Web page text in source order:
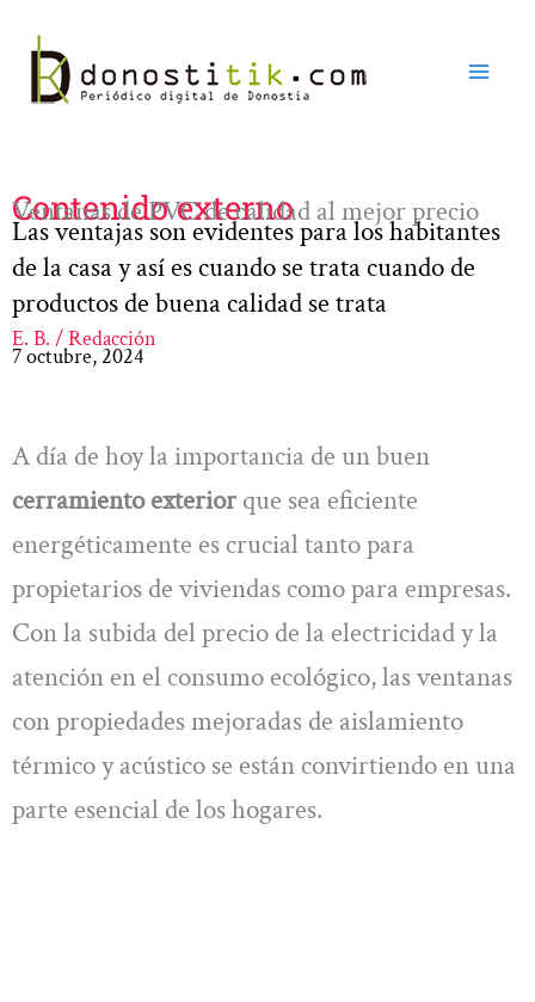
contenido
Contenido externo
Ventanas de PVC de calidad al mejor precio
Las ventajas son evidentes para los habitantes
de la casa y así es cuando se trata cuando de
productos de buena calidad se trata
E. B. / Redacción
7 octubre, 2024
A día de hoy la importancia de un buen
cerramiento exterior que sea eficiente
energéticamente es crucial tanto para
propietarios de viviendas como para empresas.
Con la subida del precio de la electricidad y la
atención en el consumo ecológico, las ventanas
con propiedades mejoradas de aislamiento
térmico y acústico se están convirtiendo en una
parte esencial de los hogares.